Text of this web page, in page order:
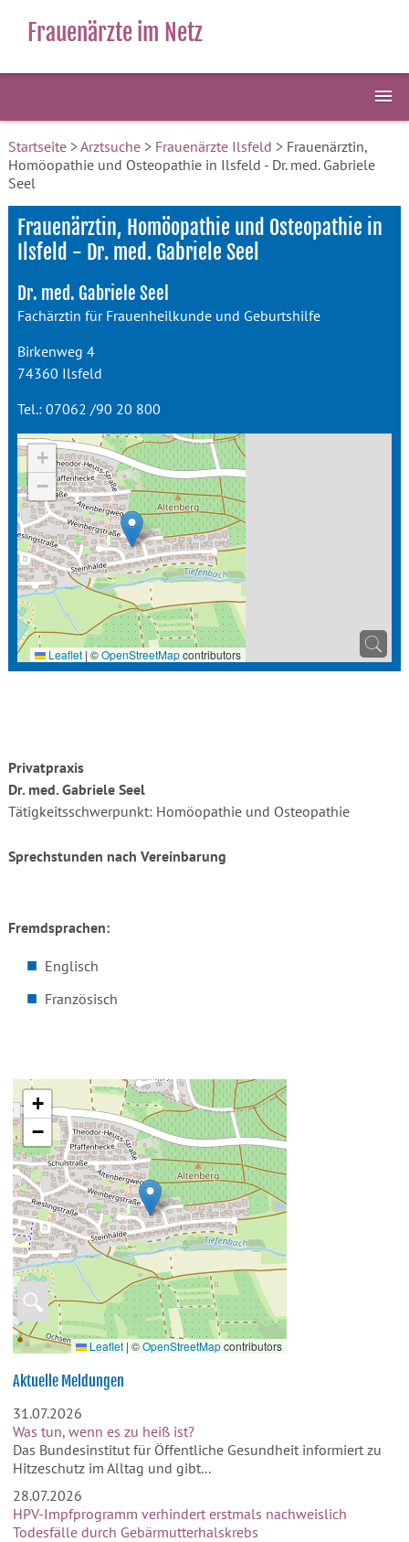
Frauenärzte im Netz
Startseite>Arztsuche> Frauenärzte Ilsfeld > Frauenärztin,
Homöopathie und Osteopathie in Ilsfeld - Dr. med. Gabriele
Seel
Frauenärztin, Homöopathie und Osteopathie in
Ilsfeld - Dr. med. Gabriele Seel
Dr. med. Gabriele Seel
Fachärztin für Frauenheilkunde und Geburtshilfe
Birkenweg 4
74360 Ilsfeld
Tel.: 07062 /90 20 800
+
−
Leaflet | ©OpenStreetMapcontributors
Privatpraxis
Dr. med. Gabriele Seel
Tätigkeitsschwerpunkt: Homöopathie und Osteopathie
Sprechstunden nach Vereinbarung
Fremdsprachen:
Englisch
Französisch
🔍
+
−
Leaflet | ©OpenStreetMapcontributors
Aktuelle Meldungen
31.07.2026
Was tun, wenn es zu heiß ist?
Das Bundesinstitut für Öffentliche Gesundheit informiert zu
Hitzeschutz im Alltag und gibt...
28.07.2026
HPV-Impfprogramm verhindert erstmals nachweislich
Todesfälle durch Gebärmutterhalskrebs